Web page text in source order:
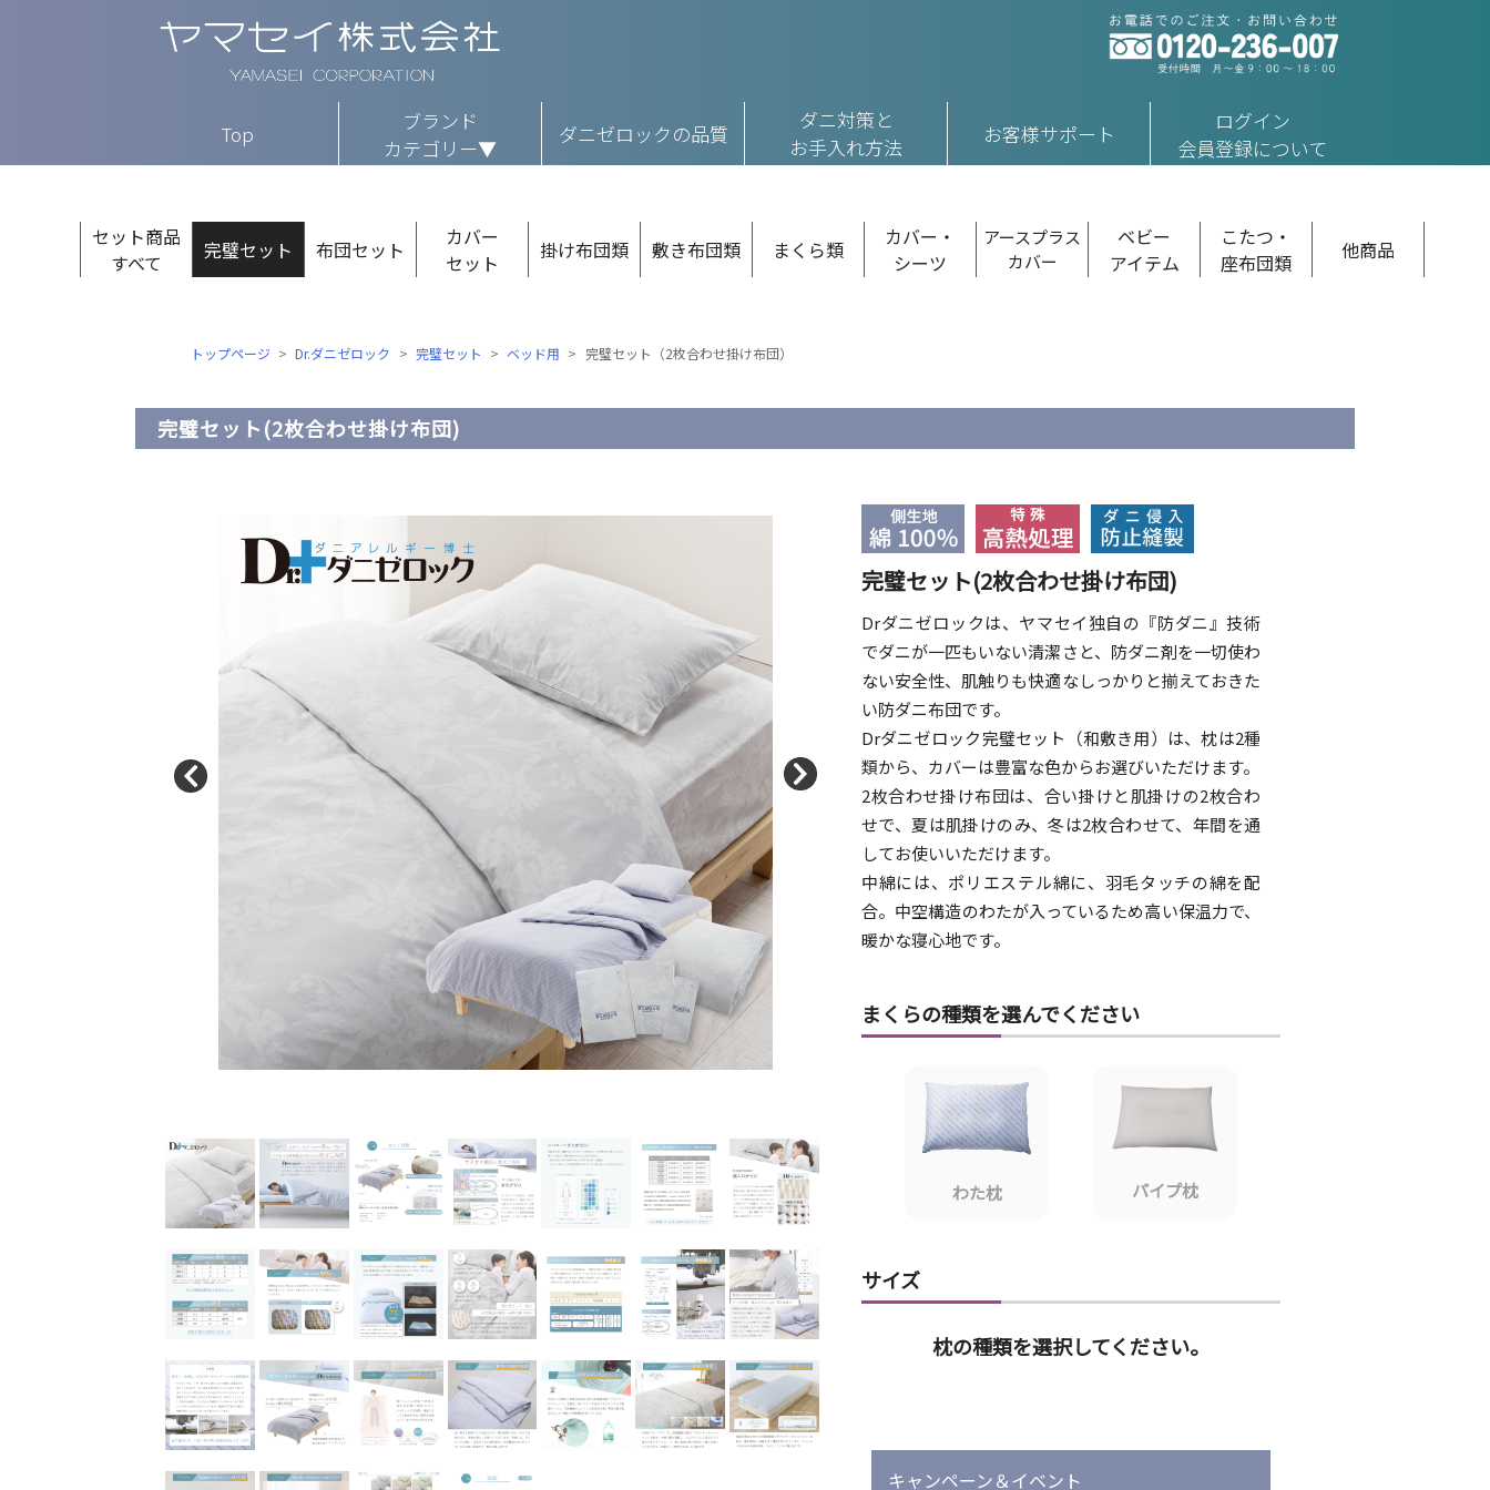
Top
ブランド
カテゴリー▼
ダニゼロックの品質
ダニ対策と
お手入れ方法
お客様サポート
ログイン
会員登録について
セット商品
すべて
完璧セット 布団セット
カバー
セット
掛け布団類 敷き布団類 まくら類
カバー・
シーツ
アースプラス
カバー
ベビー
アイテム
こたつ・
座布団類
他商品
トップページ Dr.ダニゼロック 完璧セット ベッド用 完璧セット（2枚合わせ掛け布団）
完璧セット(2枚合わせ掛け布団)
完璧セット(2枚合わせ掛け布団)
Drダニゼロックは、ヤマセイ独自の『防ダニ』技術
でダニが一匹もいない清潔さと、防ダニ剤を一切使わ
ない安全性、肌触りも快適なしっかりと揃えておきた
い防ダニ布団です。
Drダニゼロック完璧セット（和敷き用）は、枕は2種
類から、カバーは豊富な色からお選びいただけます。
2枚合わせ掛け布団は、合い掛けと肌掛けの2枚合わ
せで、夏は肌掛けのみ、冬は2枚合わせて、年間を通
してお使いいただけます。
中綿には、ポリエステル綿に、羽毛タッチの綿を配
合。中空構造のわたが入っているため高い保温力で、
暖かな寝心地です。
まくらの種類を選んでください
わた枕 パイプ枕
サイズ
枕の種類を選択してください。
キャンペーン＆イベント